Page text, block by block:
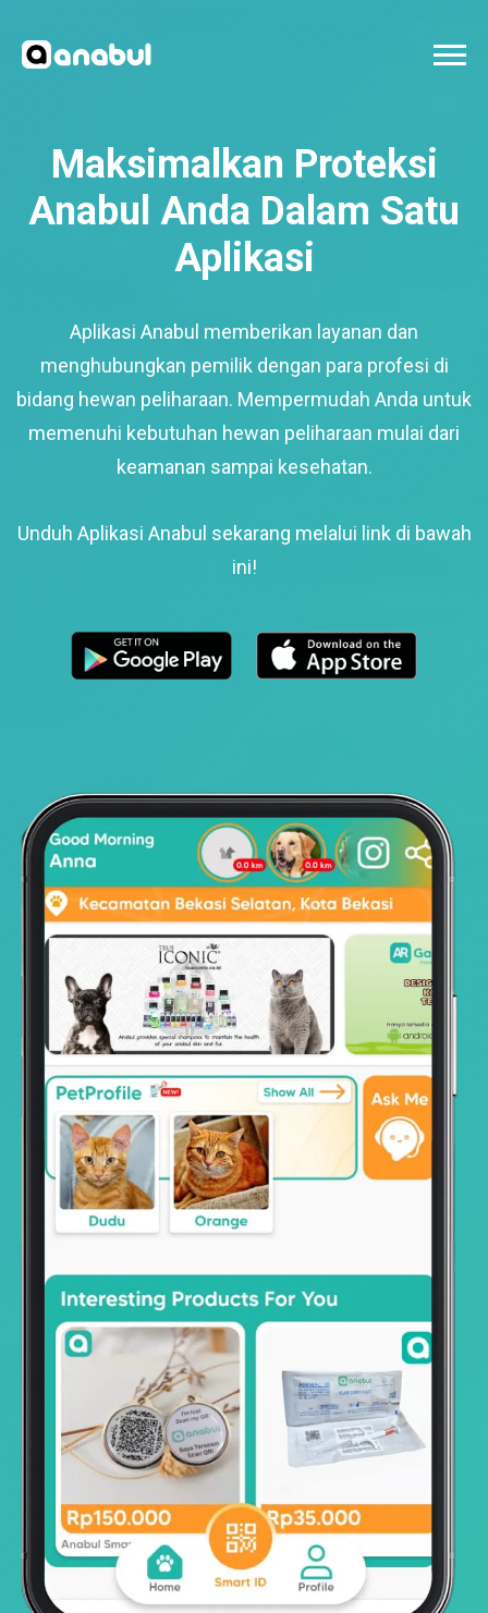
Maksimalkan Proteksi
Anabul Anda Dalam Satu
Aplikasi
Aplikasi Anabul memberikan layanan dan
menghubungkan pemilik dengan para profesi di
bidang hewan peliharaan. Mempermudah Anda untuk
memenuhi kebutuhan hewan peliharaan mulai dari
keamanan sampai kesehatan.
Unduh Aplikasi Anabul sekarang melalui link di bawah
ini!